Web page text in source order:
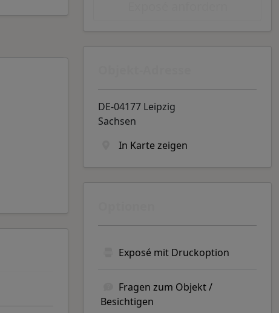
DE-04177 Leipzig
Sachsen
In Karte zeigen
Exposé mit Druckoption
Fragen zum Objekt /
Besichtigen